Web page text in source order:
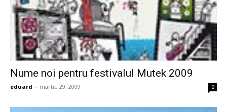
Nume noi pentru festivalul Mutek 2009
eduard - martie 29, 2009 0